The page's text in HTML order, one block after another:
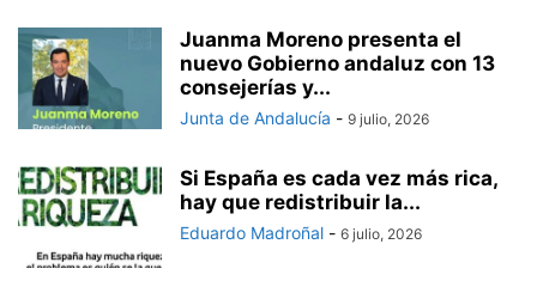
Juanma Moreno presenta el
nuevo Gobierno andaluz con 13
consejerías y...
Junta de Andalucía - 9 julio, 2026
Si España es cada vez más rica,
hay que redistribuir la...
Eduardo Madroñal - 6 julio, 2026